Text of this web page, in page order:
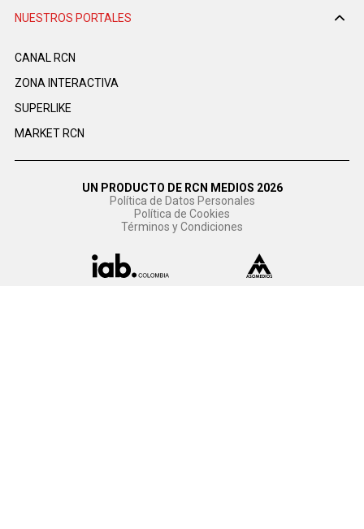
NUESTROS PORTALES
CANAL RCN
ZONA INTERACTIVA
SUPERLIKE
MARKET RCN
UN PRODUCTO DE RCN MEDIOS 2026
Política de Datos Personales
Política de Cookies
Términos y Condiciones